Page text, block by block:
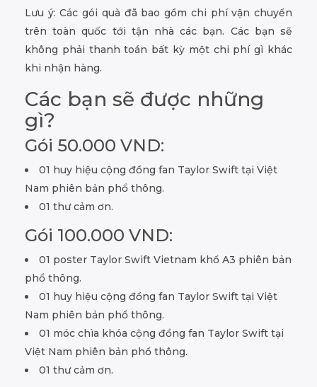
Lưu ý: Các gói quà đã bao gồm chi phí vận chuyển
trên toàn quốc tới tận nhà các bạn. Các bạn sẽ
không phải thanh toán bất kỳ một chi phí gì khác
khi nhận hàng.
Các bạn sẽ được những
gì?
Gói 50.000 VND:
01 huy hiệu cộng đồng fan Taylor Swift tại Việt
Nam phiên bản phổ thông.
01 thư cảm ơn.
Gói 100.000 VND:
01 poster Taylor Swift Vietnam khổ A3 phiên bản
phổ thông.
01 huy hiệu cộng đồng fan Taylor Swift tại Việt
Nam phiên bản phổ thông.
01 móc chìa khóa cộng đồng fan Taylor Swift tại
Việt Nam phiên bản phổ thông.
01 thư cảm ơn.